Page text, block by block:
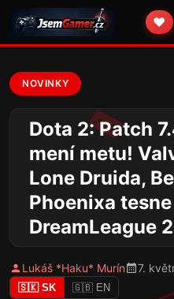
❤️
NOVINKY
Dota 2: Patch
mení metu!
Lone Druida,
Phoenixa
DreamLeague
Lukáš *Haku* Murín 7.
🇸🇰 SK 🇬🇧 EN